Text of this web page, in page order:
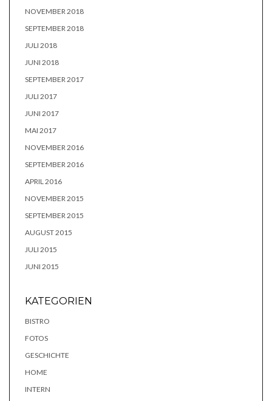
NOVEMBER 2018
SEPTEMBER 2018
JULI 2018
JUNI 2018
SEPTEMBER 2017
JULI 2017
JUNI 2017
MAI 2017
NOVEMBER 2016
SEPTEMBER 2016
APRIL 2016
NOVEMBER 2015
SEPTEMBER 2015
AUGUST 2015
JULI 2015
JUNI 2015
KATEGORIEN
BISTRO
FOTOS
GESCHICHTE
HOME
INTERN